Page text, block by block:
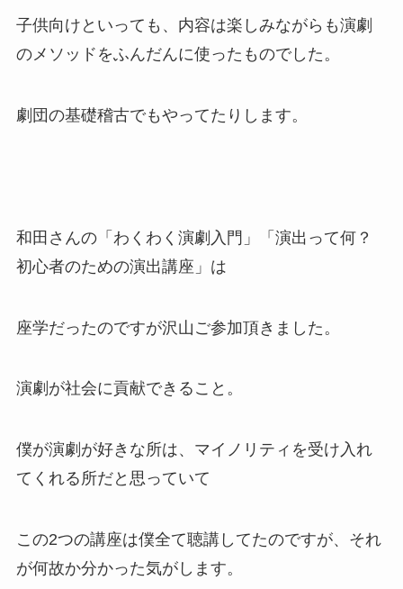
子供向けといっても、内容は楽しみながらも演劇
のメソッドをふんだんに使ったものでした。
劇団の基礎稽古でもやってたりします。
和田さんの「わくわく演劇入門」「演出って何？
初心者のための演出講座」は
座学だったのですが沢山ご参加頂きました。
演劇が社会に貢献できること。
僕が演劇が好きな所は、マイノリティを受け入れ
てくれる所だと思っていて
この2つの講座は僕全て聴講してたのですが、それ
が何故か分かった気がします。